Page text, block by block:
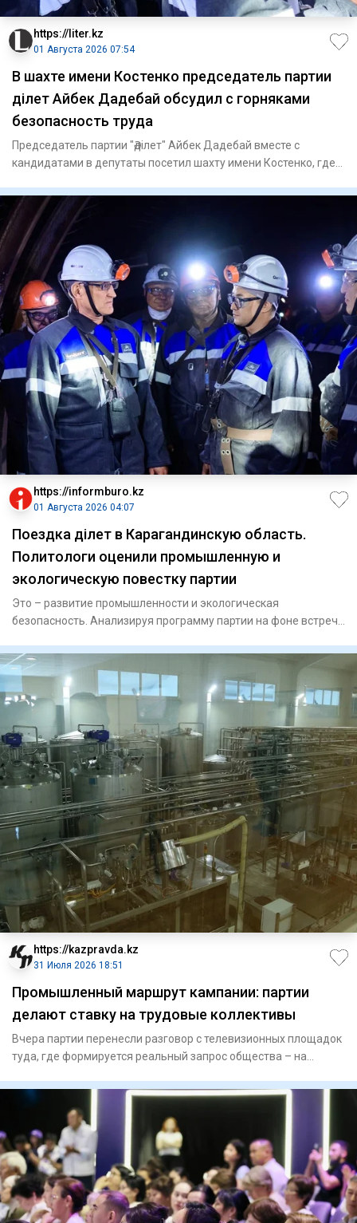
https://liter.kz
01 Августа 2026 07:54
В шахте имени Костенко председатель партии
Әділет Айбек Дадебай обсудил с горняками
безопасность труда
Председатель партии "Әділет" Айбек Дадебай вместе с
кандидатами в депутаты посетил шахту имени Костенко, где
https://informburo.kz
01 Августа 2026 04:07
Поездка Әділет в Карагандинскую область.
Политологи оценили промышленную и
экологическую повестку партии
Это – развитие промышленности и экологическая
безопасность. Анализируя программу партии на фоне встреч
https://kazpravda.kz
31 Июля 2026 18:51
Промышленный маршрут кампании: партии
делают ставку на трудовые коллективы
Вчера партии перенесли разговор с телевизионных площадок
туда, где формируется реальный запрос общества – на